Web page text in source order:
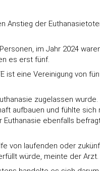
der
im Jahr 2024
es erst fünf.
ist eine Vereinigung von
zugelassen
aufbauen und fühlte
ebenfalls
von laufenden oder
würde, meinte der Arzt.